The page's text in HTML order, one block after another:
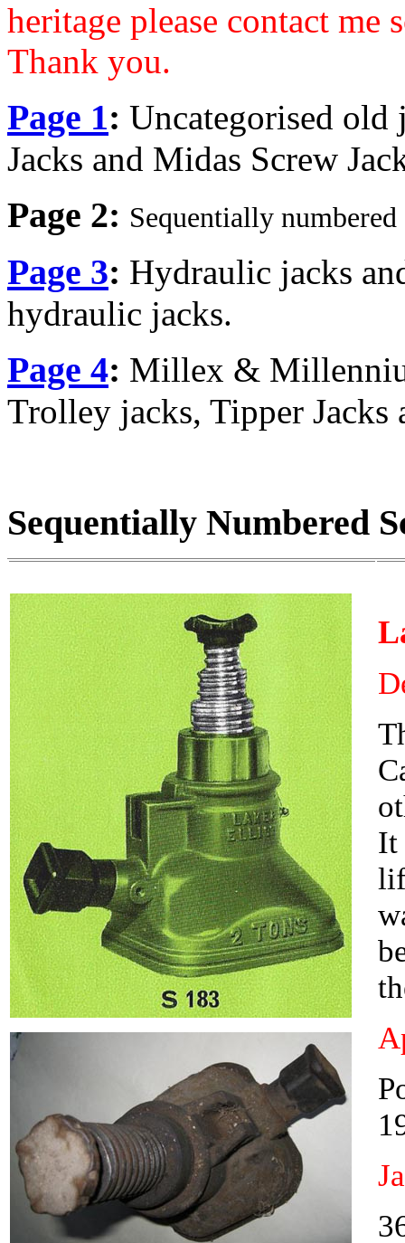
heritage please contact me
Thank you.
Page 1: Uncategorised old
Jacks and Midas Screw
Page 2: Sequentially numbered
Page 3: Hydraulic jacks
hydraulic jacks.
Page 4: Millex &
Trolley jacks, Tipper Jacks
Sequentially Numbered
It